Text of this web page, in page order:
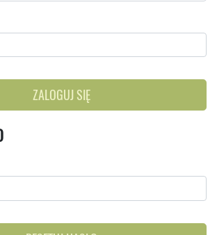
ZALOGUJ SIĘ